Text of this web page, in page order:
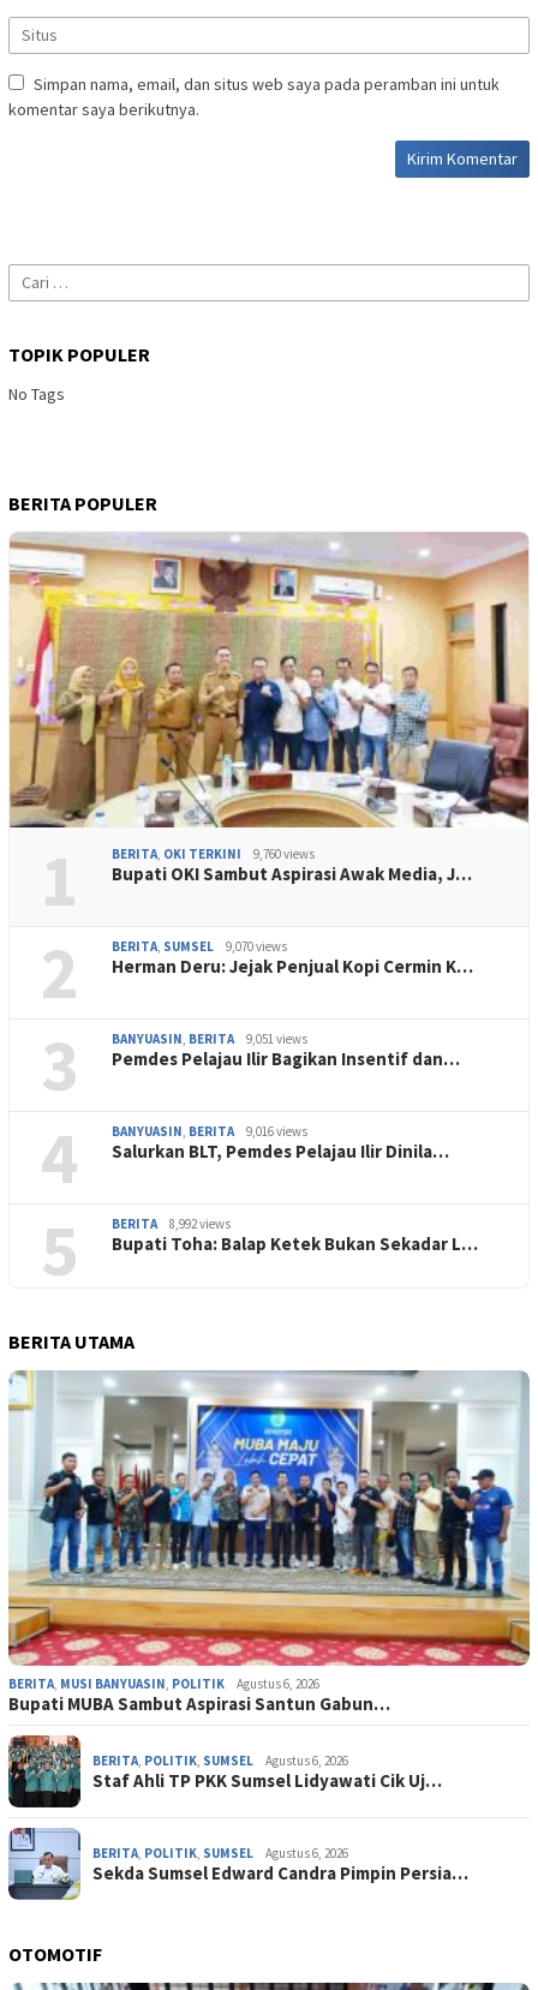
Simpan nama, email, dan situs web saya pada peramban ini untuk
komentar saya berikutnya.
Cari
untuk:
TOPIK POPULER
No Tags
BERITA POPULER
1 BERITA, OKI TERKINI 9,760 views
Bupati OKI Sambut Aspirasi Awak Media, J…
2 BERITA, SUMSEL 9,070 views
Herman Deru: Jejak Penjual Kopi Cermin K…
3 BANYUASIN, BERITA 9,051 views
Pemdes Pelajau Ilir Bagikan Insentif dan…
4 BANYUASIN, BERITA 9,016 views
Salurkan BLT, Pemdes Pelajau Ilir Dinila…
5 BERITA 8,992 views
Bupati Toha: Balap Ketek Bukan Sekadar L…
BERITA UTAMA
BERITA, MUSI BANYUASIN, POLITIK Agustus 6, 2026
Bupati MUBA Sambut Aspirasi Santun Gabun…
BERITA, POLITIK, SUMSEL Agustus 6, 2026
Staf Ahli TP PKK Sumsel Lidyawati Cik Uj…
BERITA, POLITIK, SUMSEL Agustus 6, 2026
Sekda Sumsel Edward Candra Pimpin Persia…
OTOMOTIF